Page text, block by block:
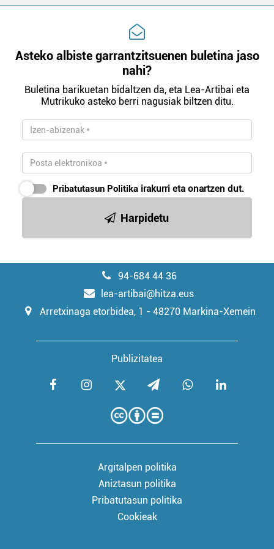
Asteko albiste garrantzitsuenen buletina jaso
nahi?
Buletina barikuetan bidaltzen da, eta Lea-Artibai eta
Mutrikuko asteko berri nagusiak biltzen ditu.
Pribatutasun Politika irakurri eta onartzen dut.
Harpidetu
94-684 44 36
lea-artibai@hitza.eus
Arretxinaga etorbidea, 1 - 48270 Markina-Xemein
Publizitatea
Argitalpen politika
Aniztasun politika
Pribatutasun politika
Cookieak